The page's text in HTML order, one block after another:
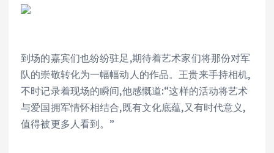
到场的嘉宾们也纷纷驻足,期待着艺术家们将那份对军
队的崇敬转化为一幅幅动人的作品。王贵来手持相机,
不时记录着现场的瞬间,他感慨道:“这样的活动将艺术
与爱国拥军情怀相结合,既有文化底蕴,又有时代意义,
值得被更多人看到。”